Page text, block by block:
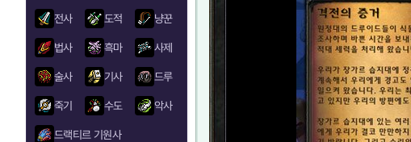
전사 도적 냥꾼
법사 흑마 사제
술사 기사 드루
죽기 수도 악사
드랙티르 기원사